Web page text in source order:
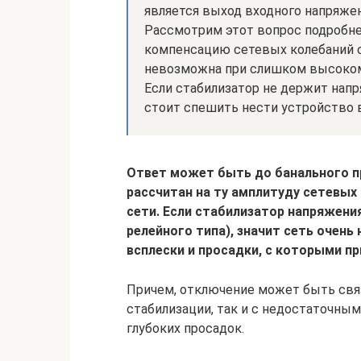
является выход входного
Рассмотрим этот вопрос
компенсацию сетевых колебаний
невозможна при слишком
Если стабилизатор не держит
стоит спешить нести устройство
Ответ может быть до банального
рассчитан на ту амплитуду
сети. Если стабилизатор
релейного типа), значит сеть
всплески и просадки, с которыми
Причем, отключение может быть
стабилизации, так и с
глубоких просадок.